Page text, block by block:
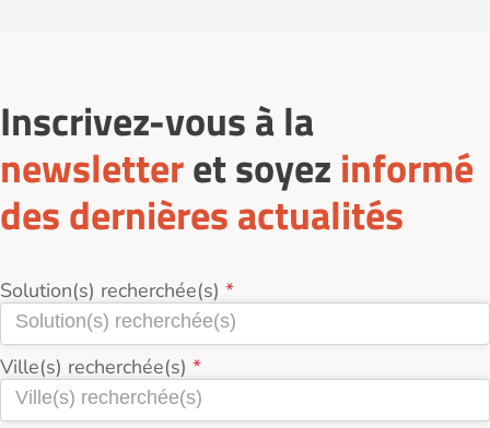
Inscrivez-vous à la
newsletteret soyez informé
des dernières actualités
Solution(s) recherchée(s)
Ville(s) recherchée(s)